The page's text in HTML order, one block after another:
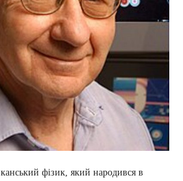
фізик, який народився в